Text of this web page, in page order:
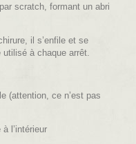
scratch, formant un abri
il s’enfile et se
à chaque arrêt.
(attention, ce n’est pas
l’intérieur